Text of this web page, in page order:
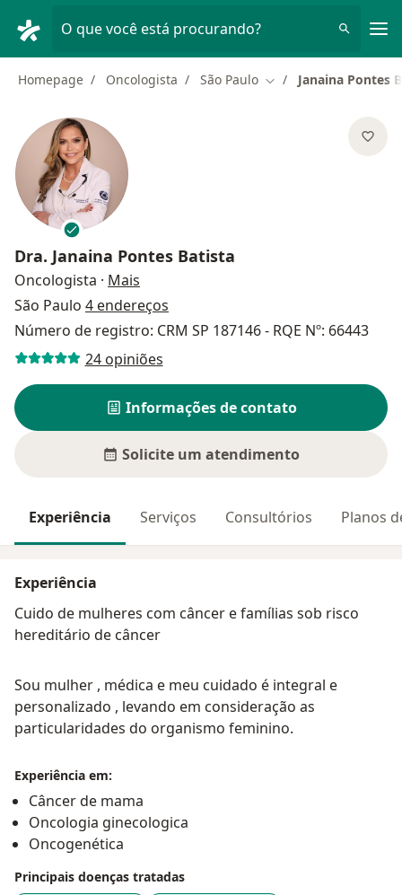
O que você está procurando?
Homepage Oncologista São Paulo Mudar de cidade
Janaina Pontes
Dra. Janaina Pontes Batista
Oncologista · Mais
São Paulo 4 endereços
Número de registro: CRM SP 187146 - RQE Nº: 66443
24 opiniões
Informações de contato
Solicite um atendimento
Experiência Serviços Consultórios Planos
Experiência
Cuido de mulheres com câncer e famílias sob risco
hereditário de câncer
Sou mulher , médica e meu cuidado é integral e
personalizado , levando em consideração as
particularidades do organismo feminino.
Experiência em:
Câncer de mama
Oncologia ginecologica
Oncogenética
Principais doenças tratadas